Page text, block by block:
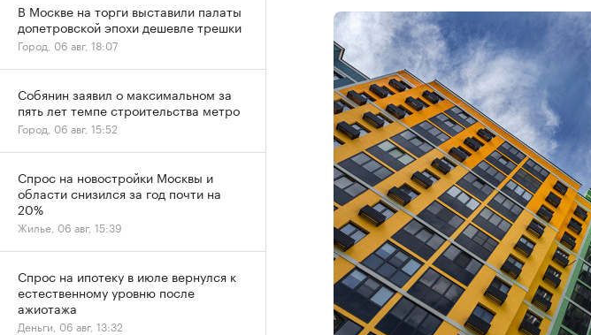
В Москве на торги выставили палаты
допетровской эпохи дешевле трешки
Город, 06 авг, 18:07
Собянин заявил о максимальном за
пять лет темпе строительства метро
Город, 06 авг, 15:52
Спрос на новостройки Москвы и
области снизился за год почти на
20%
Жилье, 06 авг, 15:39
Спрос на ипотеку в июле вернулся к
естественному уровню после
ажиотажа
Деньги, 06 авг, 13:32